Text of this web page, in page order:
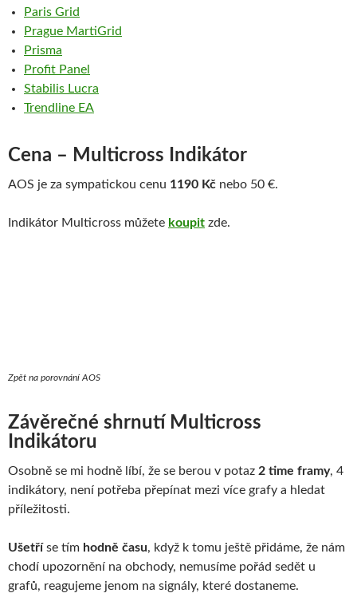
Paris Grid
Prague MartiGrid
Prisma
Profit Panel
Stabilis Lucra
Trendline EA
Cena – Multicross Indikátor
AOS je za sympatickou cenu 1190 Kč nebo 50 €.
Indikátor Multicross můžete koupit zde.
Zpět na porovnání AOS
Závěrečné shrnutí Multicross
Indikátoru
Osobně se mi hodně líbí, že se berou v potaz 2 time framy, 4
indikátory, není potřeba přepínat mezi více grafy a hledat
příležitosti.
Ušetříse tím hodně času, když k tomu ještě přidáme, že nám
chodí upozornění na obchody, nemusíme pořád sedět u
grafů, reagujeme jenom na signály, které dostaneme.